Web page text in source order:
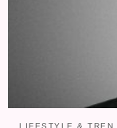
LIFESTYLE & TREN